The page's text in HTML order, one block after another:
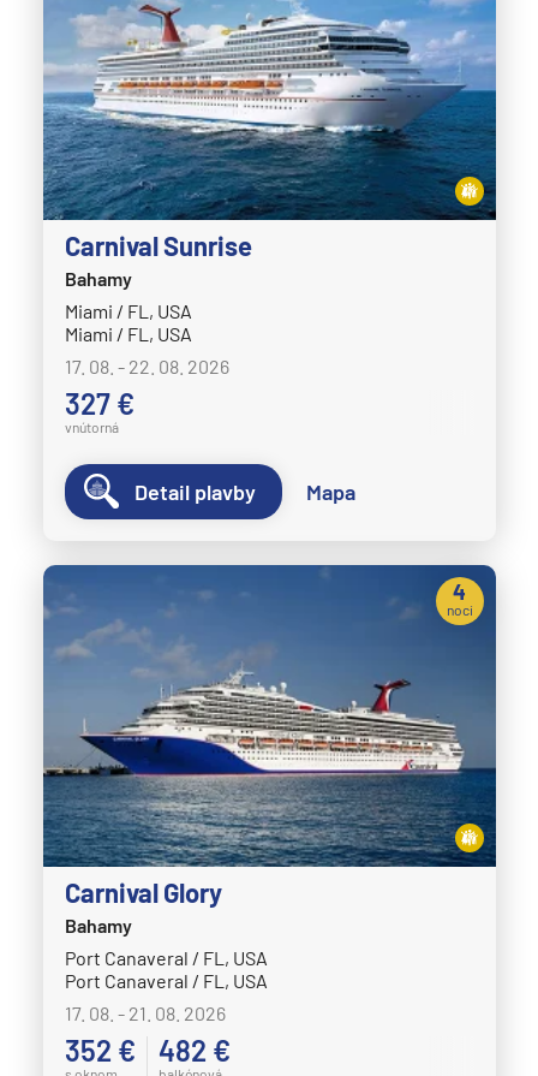
Carnival Sunrise
Bahamy
Miami / FL, USA
Miami / FL, USA
17. 08. - 22. 08. 2026
327 €
vnútorná
Detail plavby Mapa
Carnival Glory
Bahamy
Port Canaveral / FL, USA
Port Canaveral / FL, USA
17. 08. - 21. 08. 2026
352 € 482 €
4
noci